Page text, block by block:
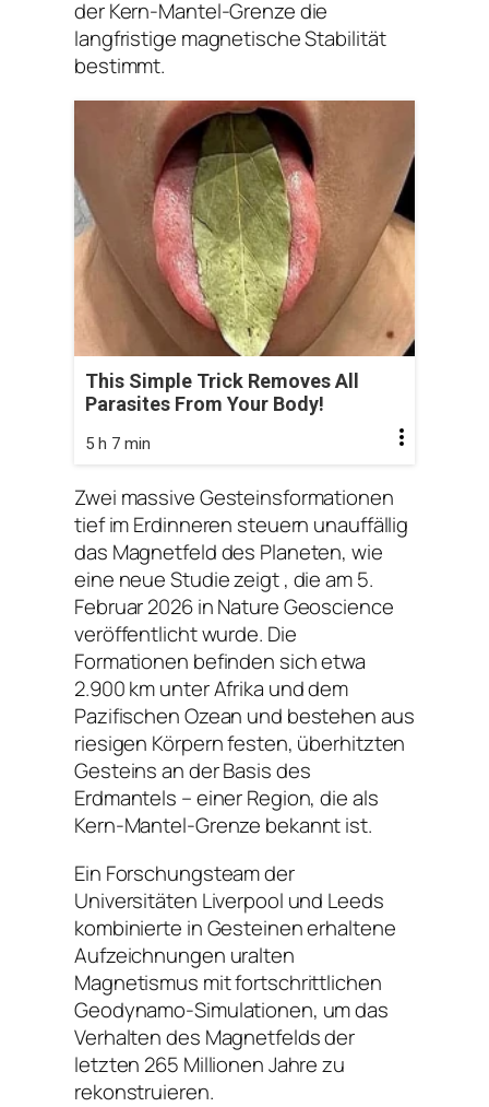
der Kern-Mantel-Grenze die
langfristige magnetische Stabilität
bestimmt.
This Simple Trick Removes All
Parasites From Your Body!
5 h 7 min
Zwei massive Gesteinsformationen
tief im Erdinneren steuern unauffällig
das Magnetfeld des Planeten, wie
eine neueStudiezeigt , die am 5.
Februar 2026 in Nature Geoscience
veröffentlicht wurde. Die
Formationen befinden sich etwa
2.900 km unter Afrika und dem
Pazifischen Ozean und bestehen aus
riesigen Körpern festen, überhitzten
Gesteins an der Basis des
Erdmantels – einer Region, die als
Kern-Mantel-Grenze bekannt ist.
Ein Forschungsteam der
Universitäten Liverpool und Leeds
kombinierte in Gesteinen erhaltene
Aufzeichnungen uralten
Magnetismus mit fortschrittlichen
Geodynamo-Simulationen, um das
Verhalten des Magnetfelds der
letzten 265 Millionen Jahre zu
rekonstruieren.